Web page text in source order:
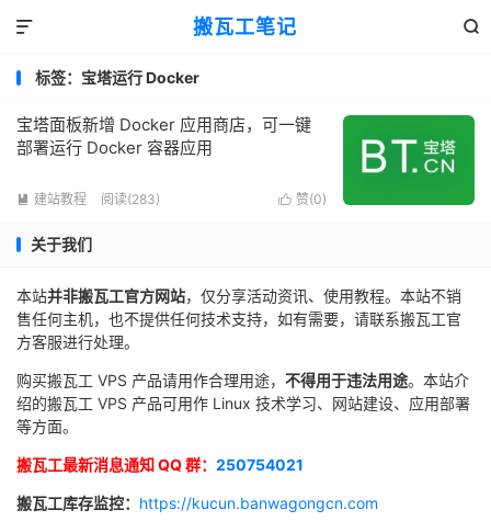
搬瓦工笔记 

标签：宝塔运行 Docker
宝塔面板新增 Docker 应用商店，可一键
部署运行 Docker 容器应用
 建站教程 阅读(283)  赞(0)
关于我们
本站并非搬瓦工官方网站，仅分享活动资讯、使用教程。本站不销
售任何主机，也不提供任何技术支持，如有需要，请联系搬瓦工官
方客服进行处理。
购买搬瓦工 VPS 产品请用作合理用途， 不得用于违法用途。本站介
绍的搬瓦工 VPS 产品可用作 Linux 技术学习、网站建设、应用部署
等方面。
搬瓦工最新消息通知 QQ 群： 250754021
搬瓦工库存监控： https://kucun.banwagongcn.com